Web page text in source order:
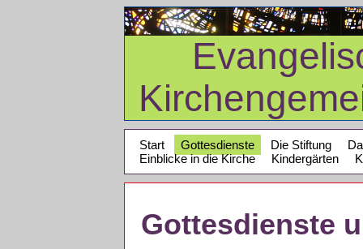
Start Gottesdienste Die Stiftung
Einblicke in die Kirche
Kindergärten
Gottesdienste